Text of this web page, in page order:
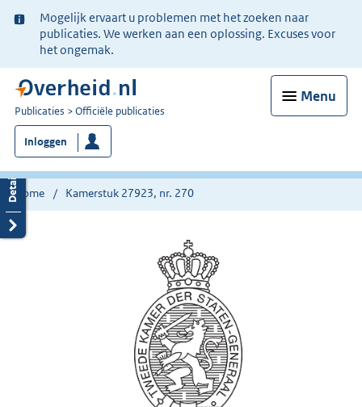
Ter
informatie:
Mogelijk ervaart u problemen met het zoeken naar
publicaties. We werken aan een oplossing. Excuses voor
het ongemak.
Menu
U
bent
nu
hier:
Publicaties Officiële publicaties
Inloggen
Home Kamerstuk 27923, nr. 270